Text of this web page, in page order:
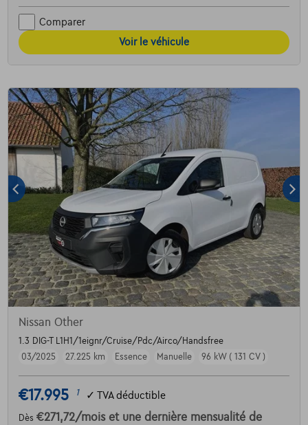
Comparer
Voir le véhicule
Nissan Other
1.3 DIG-T L1H1/1eignr/Cruise/Pdc/Airco/Handsfree
03/2025
27.225 km Essence Manuelle 96 kW ( 131 CV )
€17.995 1 ✓ TVA déductible
Dès €271,72/mois et une dernière mensualité de